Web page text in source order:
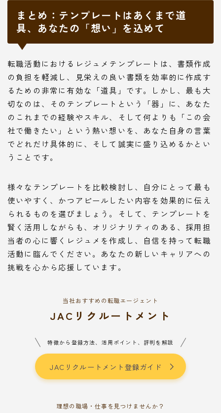
まとめ：テンプレートはあくまで道
具、あなたの「想い」を込めて
転職活動におけるレジュメテンプレートは、書類作成
の負担を軽減し、見栄えの良い書類を効率的に作成す
るための非常に有効な「道具」です。しかし、最も大
切なのは、そのテンプレートという「器」に、あなた
のこれまでの経験やスキル、そして何よりも「この会
社で働きたい」という熱い想いを、あなた自身の言葉
でどれだけ具体的に、そして誠実に盛り込めるかとい
うことです。
様々なテンプレートを比較検討し、自分にとって最も
使いやすく、かつアピールしたい内容を効果的に伝え
られるものを選びましょう。そして、テンプレートを
賢く活用しながらも、オリジナリティのある、採用担
当者の心に響くレジュメを作成し、自信を持って転職
活動に臨んでください。あなたの新しいキャリアへの
挑戦を心から応援しています。
当社おすすめの転職エージェント
JACリクルートメント
特徴から登録方法、活用ポイント、評判を解説
JACリクルートメント登録ガイド
理想の職場・仕事を見つけませんか？